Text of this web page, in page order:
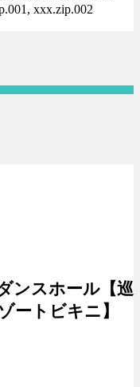
xxx.zip.002
ンスホール【巡
ートビキニ】